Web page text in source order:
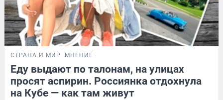
СТРАНА И МИР МНЕНИЕ
Еду выдают по талонам, на улицах
просят аспирин. Россиянка отдохнула
на Кубе — как там живут